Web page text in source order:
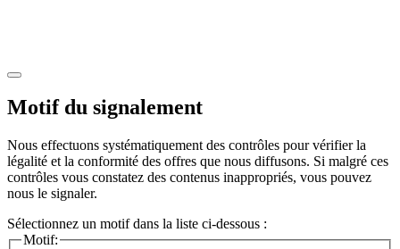
Motif du signalement
Nous effectuons systématiquement des contrôles pour vérifier la
légalité et la conformité des offres que nous diffusons. Si malgré ces
contrôles vous constatez des contenus inappropriés, vous pouvez
nous le signaler.
Sélectionnez un motif dans la liste ci-dessous :
Motif: